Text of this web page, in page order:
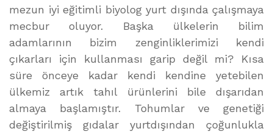
mezun iyi eğitimli biyolog yurt dışında çalışmaya
mecbur oluyor. Başka ülkelerin bilim
adamlarının bizim zenginliklerimizi kendi
çıkarları için kullanması garip değil mi? Kısa
süre önceye kadar kendi kendine yetebilen
ülkemiz artık tahıl ürünlerini bile dışarıdan
almaya başlamıştır. Tohumlar ve genetiği
değiştirilmiş gıdalar yurtdışından çoğunlukla